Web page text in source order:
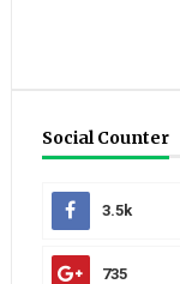
Social Counter
3.5k
735